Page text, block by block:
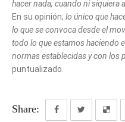
hacer nada, cuando ni siquiera
En su opinión, lo único que
lo que se convoca desde el
todo lo que estamos haciendo
normas establecidas y con los
puntualizado.
Share: